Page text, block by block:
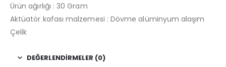
Ürün ağırlığı : 30 Gram
Aktüatör kafası malzemesi : Dövme alüminyum alaşım
Çelik
DEĞERLENDIRMELER (0)